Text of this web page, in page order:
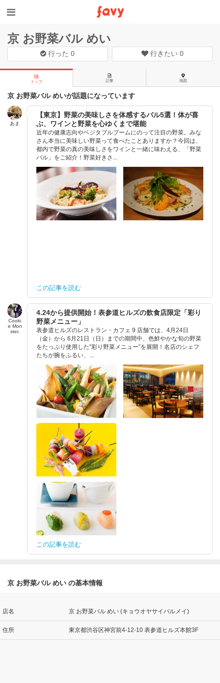
京 お野菜バル めい
行った0 行きたい 0
トップ 記事 地図
京 お野菜バル めいが話題になっています
あま
【東京】野菜の美味しさを体感するバル5選！体が喜
ぶ、ワインと野菜を心ゆくまで堪能
近年の健康志向やベジタブルブームにのって注目の野菜。みな
さん本当に美味しい野菜って食べたことありますか？今回は、
都内で野菜の真の美味しさをワインと一緒に味わえる、「野菜
バル」をご紹介！野菜好きさ...
この記事を読む
Cooki
e Mon
ster.
4.24から提供開始！表参道ヒルズの飲食店限定「彩り
野菜メニュー」
表参道ヒルズのレストラン・カフェ 9 店舗では、4月24日
（金）から 6月21日（日）までの期間中、色鮮やかな旬の野菜
をたっぷり使用した‟彩り野菜メニュー”を展開！名店のシェフ
たちが腕をふるい、...
この記事を読む
京 お野菜バル めい の基本情報
店名 京 お野菜バル めい (キョウオヤサイバルメイ)
住所 東京都渋谷区神宮前4-12-10 表参道ヒルズ本館3F